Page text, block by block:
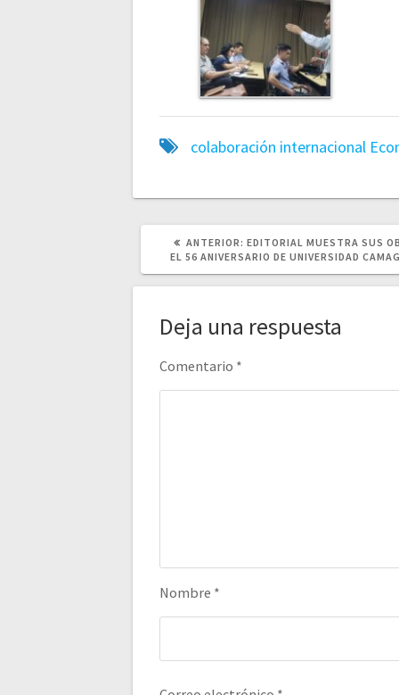
colaboración internacional
ANTERIOR: POST
ANTERIOR:
EDITORIAL MUESTRA SUS
EL 56 ANIVERSARIO DE UNIVERSIDAD
Deja una respuesta
Comentario *
Nombre *